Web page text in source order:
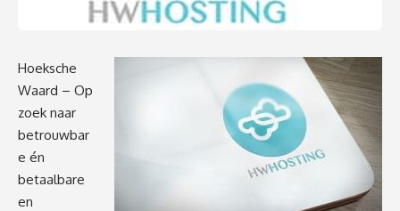
Hoeksche
Waard – Op
zoek naar
betrouwbar
e én
betaalbare
en